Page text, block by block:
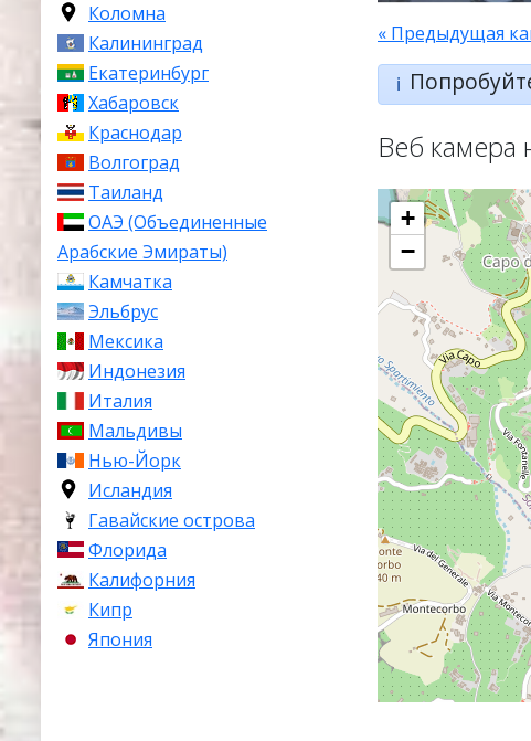
Коломна
Калининград
Екатеринбург
Хабаровск
Краснодар
Волгоград
Таиланд
ОАЭ (Объединенные
Арабские Эмираты)
Камчатка
Эльбрус
Мексика
Индонезия
Италия
Мальдивы
Нью-Йорк
Исландия
Гавайские острова
Флорида
Калифорния
Кипр
Япония
« Предыдущая
ℹ️
Веб камера
+
−